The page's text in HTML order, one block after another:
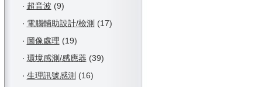
‧ 超音波 (9)
‧ 電腦輔助設計/檢測 (17)
‧ 圖像處理 (19)
‧ 環境感測/感應器 (39)
‧ 生理訊號感測 (16)